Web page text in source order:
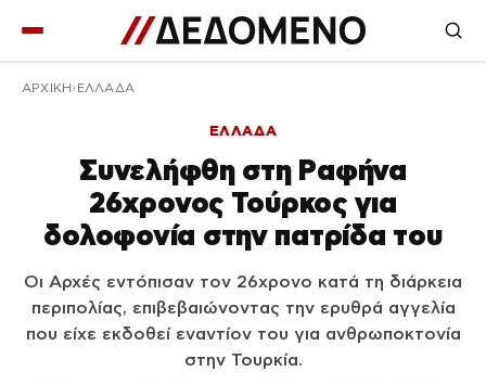
ΑΡΧΙΚΉ ΕΛΛΑΔΑ
ΕΛΛΑΔΑ
Συνελήφθη στη Ραφήνα
26χρονος Τούρκος για
δολοφονία στην πατρίδα του
Οι Αρχές εντόπισαν τον 26χρονο κατά τη διάρκεια
περιπολίας, επιβεβαιώνοντας την ερυθρά αγγελία
που είχε εκδοθεί εναντίον του για ανθρωποκτονία
στην Τουρκία.